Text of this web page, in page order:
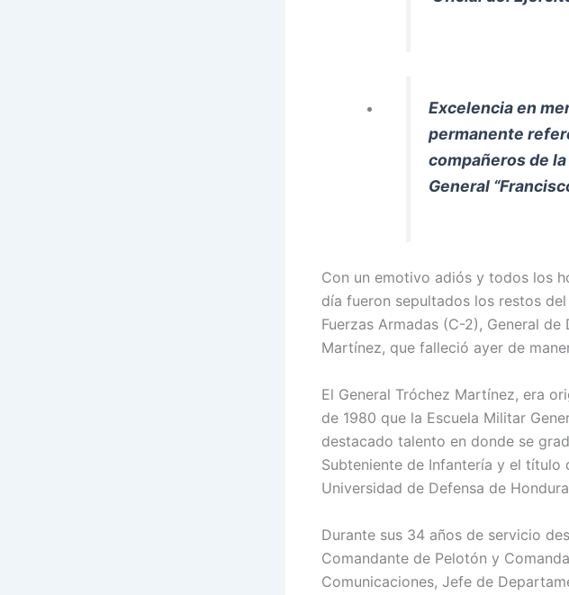
Excelencia en
permanente
compañeros de
General
Con un emotivo adiós y todos los
día fueron sepultados los restos
Fuerzas Armadas (C-2), General
Martínez, que falleció ayer de
El General Tróchez Martínez, era
de 1980 que la Escuela Militar
destacado talento en donde se
Subteniente de Infantería y el título
Universidad de Defensa de
Durante sus 34 años de servicio
Comandante de Pelotón y
Comunicaciones, Jefe de